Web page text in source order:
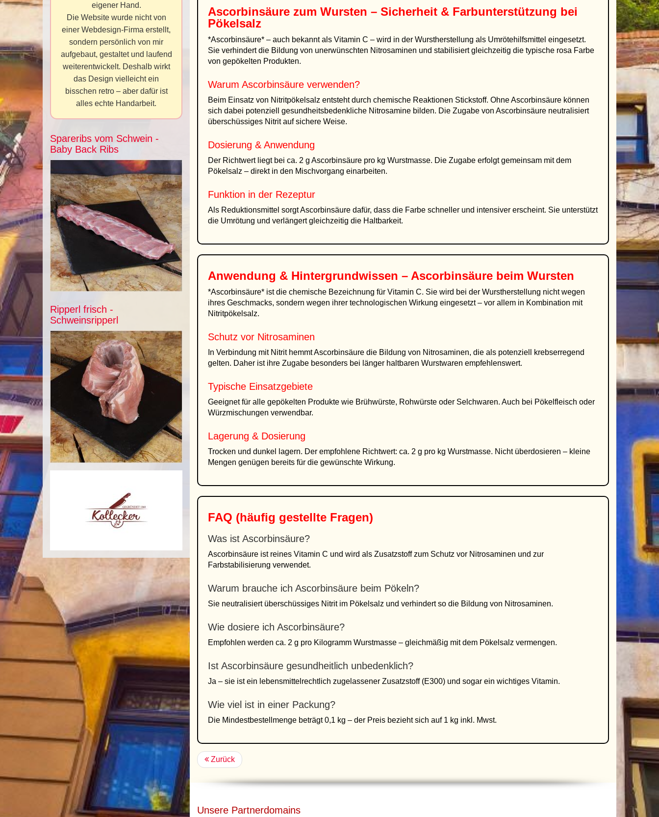
eigener Hand.
Die Website wurde nicht von
einer Webdesign-Firma erstellt,
sondern persönlich von mir
aufgebaut, gestaltet und laufend
weiterentwickelt. Deshalb wirkt
das Design vielleicht ein
bisschen retro – aber dafür ist
alles echte Handarbeit.
Spareribs vom Schwein -
Baby Back Ribs
Ripperl frisch -
Schweinsripperl
Ascorbinsäure zum Wursten – Sicherheit & Farbunterstützung bei
Pökelsalz
*Ascorbinsäure* – auch bekannt als Vitamin C – wird in der Wurstherstellung als Umrötehilfsmittel eingesetzt.
Sie verhindert die Bildung von unerwünschten Nitrosaminen und stabilisiert gleichzeitig die typische rosa Farbe
von gepökelten Produkten.
Warum Ascorbinsäure verwenden?
Beim Einsatz von Nitritpökelsalz entsteht durch chemische Reaktionen Stickstoff. Ohne Ascorbinsäure können
sich dabei potenziell gesundheitsbedenkliche Nitrosamine bilden. Die Zugabe von Ascorbinsäure neutralisiert
überschüssiges Nitrit auf sichere Weise.
Dosierung & Anwendung
Der Richtwert liegt bei ca. 2 g Ascorbinsäure pro kg Wurstmasse. Die Zugabe erfolgt gemeinsam mit dem
Pökelsalz – direkt in den Mischvorgang einarbeiten.
Funktion in der Rezeptur
Als Reduktionsmittel sorgt Ascorbinsäure dafür, dass die Farbe schneller und intensiver erscheint. Sie unterstützt
die Umrötung und verlängert gleichzeitig die Haltbarkeit.
Anwendung & Hintergrundwissen – Ascorbinsäure beim Wursten
*Ascorbinsäure* ist die chemische Bezeichnung für Vitamin C. Sie wird bei der Wurstherstellung nicht wegen
ihres Geschmacks, sondern wegen ihrer technologischen Wirkung eingesetzt – vor allem in Kombination mit
Nitritpökelsalz.
Schutz vor Nitrosaminen
In Verbindung mit Nitrit hemmt Ascorbinsäure die Bildung von Nitrosaminen, die als potenziell krebserregend
gelten. Daher ist ihre Zugabe besonders bei länger haltbaren Wurstwaren empfehlenswert.
Typische Einsatzgebiete
Geeignet für alle gepökelten Produkte wie Brühwürste, Rohwürste oder Selchwaren. Auch bei Pökelfleisch oder
Würzmischungen verwendbar.
Lagerung & Dosierung
Trocken und dunkel lagern. Der empfohlene Richtwert: ca. 2 g pro kg Wurstmasse. Nicht überdosieren – kleine
Mengen genügen bereits für die gewünschte Wirkung.
FAQ (häufig gestellte Fragen)
Was ist Ascorbinsäure?
Ascorbinsäure ist reines Vitamin C und wird als Zusatzstoff zum Schutz vor Nitrosaminen und zur
Farbstabilisierung verwendet.
Warum brauche ich Ascorbinsäure beim Pökeln?
Sie neutralisiert überschüssiges Nitrit im Pökelsalz und verhindert so die Bildung von Nitrosaminen.
Wie dosiere ich Ascorbinsäure?
Empfohlen werden ca. 2 g pro Kilogramm Wurstmasse – gleichmäßig mit dem Pökelsalz vermengen.
Ist Ascorbinsäure gesundheitlich unbedenklich?
Ja – sie ist ein lebensmittelrechtlich zugelassener Zusatzstoff (E300) und sogar ein wichtiges Vitamin.
Wie viel ist in einer Packung?
Die Mindestbestellmenge beträgt 0,1 kg – der Preis bezieht sich auf 1 kg inkl. Mwst.
Zurück
Unsere Partnerdomains